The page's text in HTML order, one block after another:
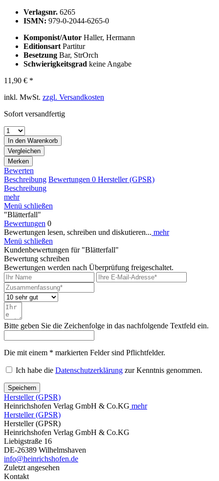
Verlagsnr. 6265
ISMN: 979-0-2044-6265-0
Komponist/Autor Haller, Hermann
Editionsart Partitur
Besetzung Bar, StrOrch
Schwierigkeitsgrad keine Angabe
11,90 € *
inkl. MwSt. zzgl. Versandkosten
Sofort versandfertig
In den Warenkorb
Vergleichen
Merken
Bewerten
Beschreibung Bewertungen 0 Hersteller (GPSR)
Beschreibung
mehr
Menü schließen
"Blätterfall"
Bewertungen 0
Bewertungen lesen, schreiben und diskutieren... mehr
Menü schließen
Kundenbewertungen für "Blätterfall"
Bewertung schreiben
Bewertungen werden nach Überprüfung freigeschaltet.
Bitte geben Sie die Zeichenfolge in das nachfolgende Textfeld ein.
Die mit einem * markierten Felder sind Pflichtfelder.
Ich habe die Datenschutzerklärung zur Kenntnis genommen.
Speichern
Hersteller (GPSR)
Heinrichshofen Verlag GmbH & Co.KG mehr
Hersteller (GPSR)
Hersteller (GPSR)
Heinrichshofen Verlag GmbH & Co.KG
Liebigstraße 16
DE-26389 Wilhelmshaven
info@heinrichshofen.de
Zuletzt angesehen
Kontakt